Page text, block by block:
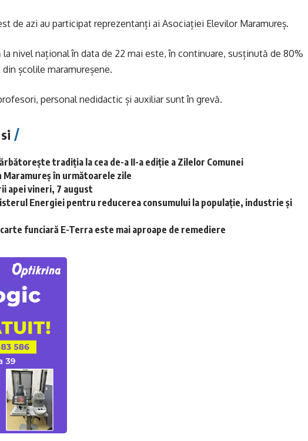
de azi au participat reprezentanți ai Asociației Elevilor Maramureș.
la nivel național în data de 22 mai este, în continuare, susținută de 80%
școlile maramureșene.
personal nedidactic și auxiliar sunt în grevă.
tradiția la cea de-a II-a ediție a Zilelor Comunei
Maramureș în următoarele zile
apei vineri, 7 august
Energiei pentru reducerea consumului la populație, industrie și
funciară E-Terra este mai aproape de remediere